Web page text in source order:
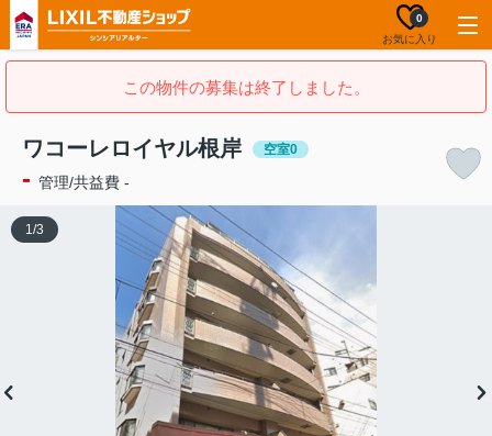
お気に入り
0
この物件の募集は終了しました。
ワコーレロイヤル根岸 空室0
- 管理/共益費 -
1/3